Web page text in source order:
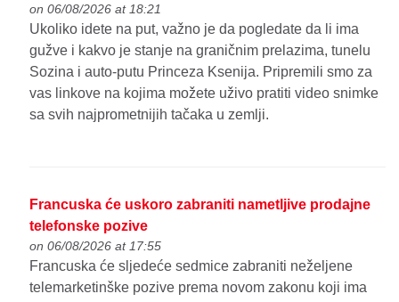
on 06/08/2026 at 18:21
Ukoliko idete na put, važno je da pogledate da li ima
gužve i kakvo je stanje na graničnim prelazima, tunelu
Sozina i auto-putu Princeza Ksenija. Pripremili smo za
vas linkove na kojima možete uživo pratiti video snimke
sa svih najprometnijih tačaka u zemlji.
Francuska će uskoro zabraniti nametljive prodajne
telefonske pozive
on 06/08/2026 at 17:55
Francuska će sljedeće sedmice zabraniti neželjene
telemarketinške pozive prema novom zakonu koji ima